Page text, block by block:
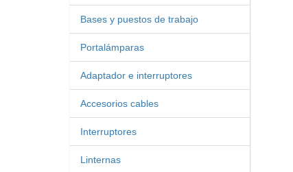
Bases y puestos de trabajo
Portalámparas
Adaptador e interruptores
Accesorios cables
Interruptores
Linternas